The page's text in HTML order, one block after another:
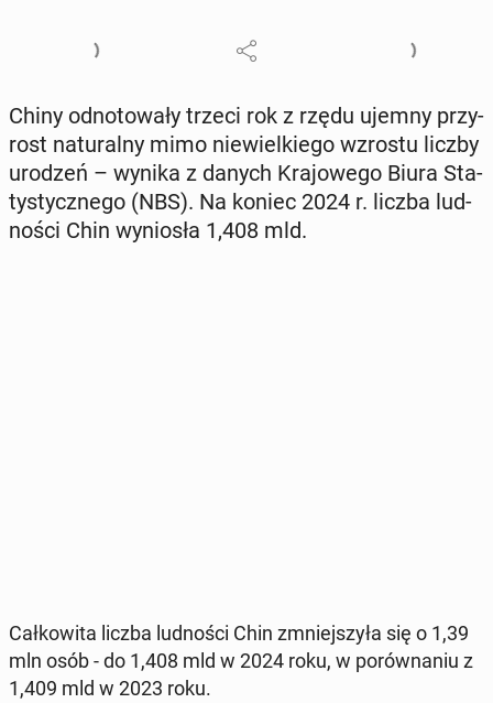
Chiny od­no­to­wa­ły trzeci rok z rzędu ujemny przy­
rost na­tu­ral­ny mimo nie­wiel­kie­go wzrostu liczby
urodzeń – wynika z danych Kra­jo­we­go Biura Sta­
ty­stycz­ne­go (NBS). Na koniec 2024 r. liczba lud­
no­ści Chin wy­nio­sła 1,408 mld.
Cał­ko­wi­ta liczba lud­no­ści Chin zmniej­szy­ła się o 1,39
mln osób - do 1,408 mld w 2024 roku, w po­rów­na­niu z
1,409 mld w 2023 roku.